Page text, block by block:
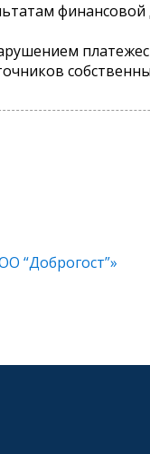
“Доброгост”»